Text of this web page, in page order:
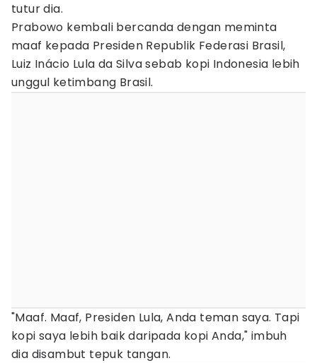
tutur dia.
Prabowo kembali bercanda dengan meminta
maaf kepada Presiden Republik Federasi Brasil,
Luiz Inácio Lula da Silva sebab kopi Indonesia lebih
unggul ketimbang Brasil.
"Maaf. Maaf, Presiden Lula, Anda teman saya. Tapi
kopi saya lebih baik daripada kopi Anda," imbuh
dia disambut tepuk tangan.